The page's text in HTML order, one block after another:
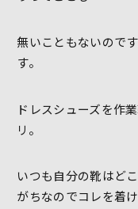
無いこともないので
す。
ドレスシューズを作
リ。
いつも自分の靴はど
がちなのでコレを着